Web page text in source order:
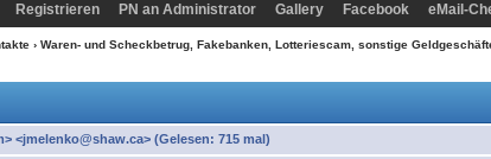
Registrieren PN an Administrator Gallery Facebook eMail-
› Waren- und Scheckbetrug, Fakebanken, Lotteriescam, sonstige
<jmelenko@shaw.ca> (Gelesen: 715 mal)